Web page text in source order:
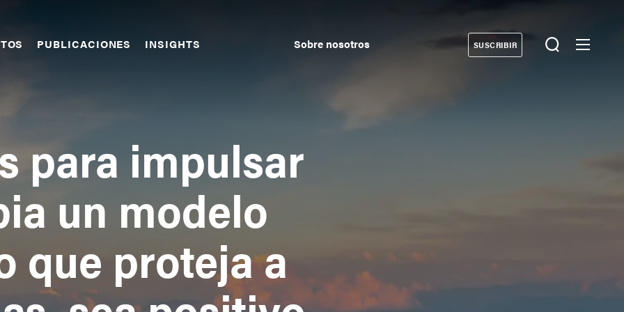
PUBLICACIONES INSIGHTS
Secondary
Navigation
Sobre nosotros
Donate
SUSCRIBIR
para impulsar
un modelo
que proteja a